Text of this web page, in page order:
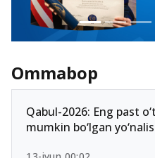
Ommabop
Qabul-2026: Eng past
mumkin bo‘lgan